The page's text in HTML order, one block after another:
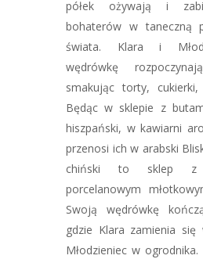
półek ożywają i
bohaterów w taneczną
świata. Klara i
wędrówkę
smakując torty,
Będąc w sklepie z
hiszpański, w kawiarni
przenosi ich w arabski
chiński to sklep z
porcelanowym
Swoją wędrówkę
gdzie Klara zamienia
Młodzieniec w ogrodnika.